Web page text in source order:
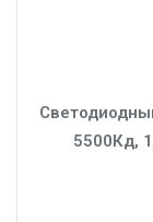
5500Кд,